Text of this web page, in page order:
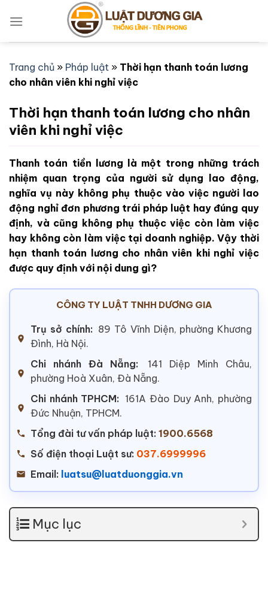
qua
Trang chủ » Pháp luật » Thời hạn thanh toán lương
cho nhân viên khi nghỉ việc
Thời hạn thanh toán lương cho nhân
viên khi nghỉ việc
Thanh toán tiền lương là một trong những trách
nhiệm quan trọng của người sử dụng lao động,
nghĩa vụ này không phụ thuộc vào việc người lao
động nghỉ đơn phương trái pháp luật hay đúng quy
định, và cũng không phụ thuộc việc còn làm việc
hay không còn làm việc tại doanh nghiệp. Vậy thời
hạn thanh toán lương cho nhân viên khi nghỉ việc
được quy định với nội dung gì?
CÔNG TY LUẬT TNHH DƯƠNG GIA
Trụ sở chính: 89 Tô Vĩnh Diện, phường Khương
Đình, Hà Nội.
Chi nhánh Đà Nẵng:
141 Diệp Minh Châu,
phường Hoà Xuân, Đà Nẵng.
Chi nhánh TPHCM: 161A Đào Duy Anh, phường
Đức Nhuận, TPHCM.
Tổng đài tư vấn pháp luật: 1900.6568
Số điện thoại Luật sư: 037.6999996
Email: luatsu@luatduonggia.vn
Mục lục